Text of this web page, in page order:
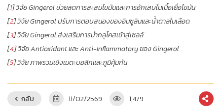
[1] วิจัย Gingerol ช่วยลดการสะสมไขมันและการอักเสบในเนื้อเยื่อไขมัน
[2] วิจัย Gingerol ปรับการตอบสนองของอินซูลินและน้ำตาลในเลือด
[3] วิจัย Gingerol ส่งเสริมการนำกลูโคสเข้าสู่เซลล์
[4] วิจัย Antioxidant และ Anti-Inflammatory ของ Gingerol
[5] วิจัย ภาพรวมเชิงเมตะบอลิกและภูมิคุ้มกัน
กลับ 11/02/2569 1,479